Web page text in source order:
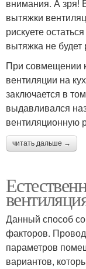
внимания. А зря!
вытяжки
рискуете
вытяжка не будет
При совмещении
вентиляции на
заключается в
выдавливался
вентиляционную
читать дальше →
Данный способ
факторов.
параметров
вариантов,